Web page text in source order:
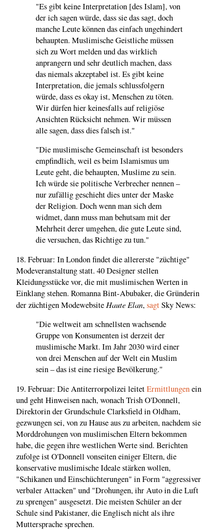
"Es gibt keine Interpretation [des Islam], von
der ich sagen würde, dass sie das sagt, doch
manche Leute können das einfach ungehindert
behaupten. Muslimische Geistliche müssen
sich zu Wort melden und das wirklich
anprangern und sehr deutlich machen, dass
das niemals akzeptabel ist. Es gibt keine
Interpretation, die jemals schlussfolgern
würde, dass es okay ist, Menschen zu töten.
Wir dürfen hier keinesfalls auf religiöse
Ansichten Rücksicht nehmen. Wir müssen
alle sagen, dass dies falsch ist."
"Die muslimische Gemeinschaft ist besonders
empfindlich, weil es beim Islamismus um
Leute geht, die behaupten, Muslime zu sein.
Ich würde sie politische Verbrecher nennen –
nur zufällig geschieht dies unter der Maske
der Religion. Doch wenn man sich dem
widmet, dann muss man behutsam mit der
Mehrheit derer umgehen, die gute Leute sind,
die versuchen, das Richtige zu tun."
18. Februar: In London findet die allererste "züchtige"
Modeveranstaltung statt. 40 Designer stellen
Kleidungsstücke vor, die mit muslimischen Werten in
Einklang stehen. Romanna Bint-Abubaker, die Gründerin
der züchtigen Modewebsite Haute Elan,sagtSky News:
"Die weltweit am schnellsten wachsende
Gruppe von Konsumenten ist derzeit der
muslimische Markt. Im Jahr 2030 wird einer
von drei Menschen auf der Welt ein Muslim
sein – das ist eine riesige Bevölkerung."
19. Februar: Die Antiterrorpolizei leitetErmittlungenein
und geht Hinweisen nach, wonach Trish O'Donnell,
Direktorin der Grundschule Clarksfield in Oldham,
gezwungen sei, von zu Hause aus zu arbeiten, nachdem sie
Morddrohungen von muslimischen Eltern bekommen
habe, die gegen ihre westlichen Werte sind. Berichten
zufolge ist O'Donnell vonseiten einiger Eltern, die
konservative muslimische Ideale stärken wollen,
"Schikanen und Einschüchterungen" in Form "aggressiver
verbaler Attacken" und "Drohungen, ihr Auto in die Luft
zu sprengen" ausgesetzt. Die meisten Schüler an der
Schule sind Pakistaner, die Englisch nicht als ihre
Muttersprache sprechen.